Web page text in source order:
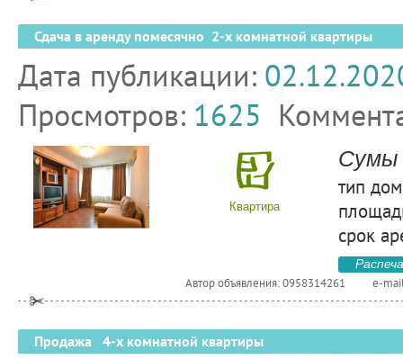
Сдача в аренду помесячно 2-х комнатной квартиры
Дата публикации:
Просмотров: 1625
Квартира
Сумы
тип
срок
Автор объявления: 0958314261 e-
Продажа 4-х комнатной квартиры